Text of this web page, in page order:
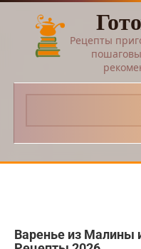
Перейти
контенту
Рецепты
Варенье из Малины